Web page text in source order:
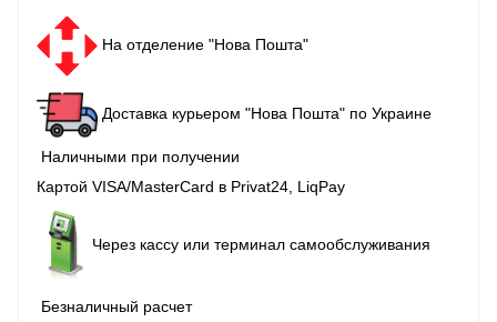
На отделение "Нова Пошта"
Доставка курьером "Нова Пошта" по Украине
Наличными при получении
Картой VISA/MasterCard в Рrivat24, LiqPay
Через кассу или терминал самообслуживания
Безналичный расчет